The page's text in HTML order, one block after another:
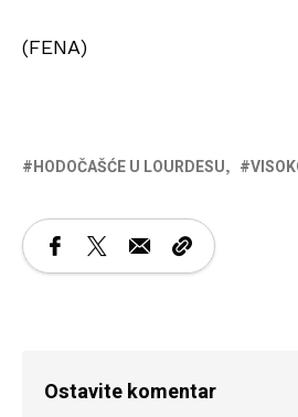
(FENA)
HODOČAŠĆE U LOURDESU
Ostavite komentar